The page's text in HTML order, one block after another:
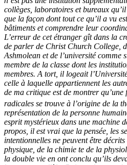
collèges, laboratoires et bureaux
que la façon dont tout ce qu’il a vu
bâtiments et comprendre leur
L’erreur de cet étranger gît dans la
de parler de Christ Church College,
Ashmolean etde l’université comme
membre de la classe dont les
membres. A tort, il logeait
celle à laquelle appartiennent les
de ma critique est de montrer
radicales se trouve à l’origine de la
représentation de la personne
esprit mystérieux dans une machine
propos, il est vrai que la pensée, les
intentionnelles ne peuvent être
physique, de la chimie te de la
la double vie en ont conclu qu’ils